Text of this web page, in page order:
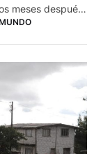
meses después
de personas